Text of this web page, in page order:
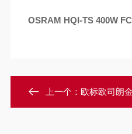
OSRAM HQI-TS 400W
上一个： 欧标欧司朗